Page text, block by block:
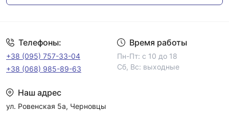
Телефоны:
+38 (095) 757-33-04
+38 (068) 985-89-63
Время работы
Пн-Пт: с 10 до 18
Сб, Вс: выходные
Наш адрес
ул. Ровенская 5а, Черновцы